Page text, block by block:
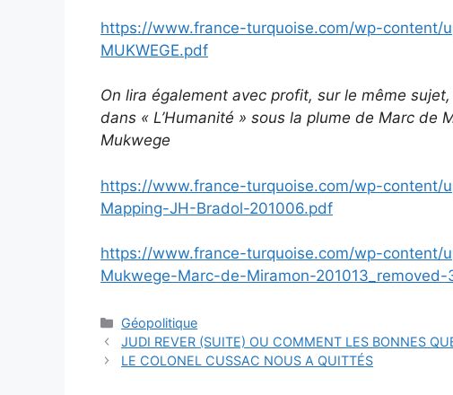
https://www.france-turquoise.com/wp-content/
MUKWEGE.pdf
On lira également avec profit, sur le même
dans « L’Humanité » sous la plume de Marc
Mukwege
https://www.france-turquoise.com/wp-content/
Mapping-JH-Bradol-201006.pdf
https://www.france-turquoise.com/wp-content/
Mukwege-Marc-de-Miramon-
Catégories
Géopolitique
JUDI REVER (SUITE) OU COMMENT LES BONNES
LE COLONEL CUSSAC NOUS A QUITTÉS